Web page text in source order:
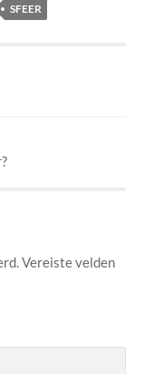
SFEER
Vereiste velden